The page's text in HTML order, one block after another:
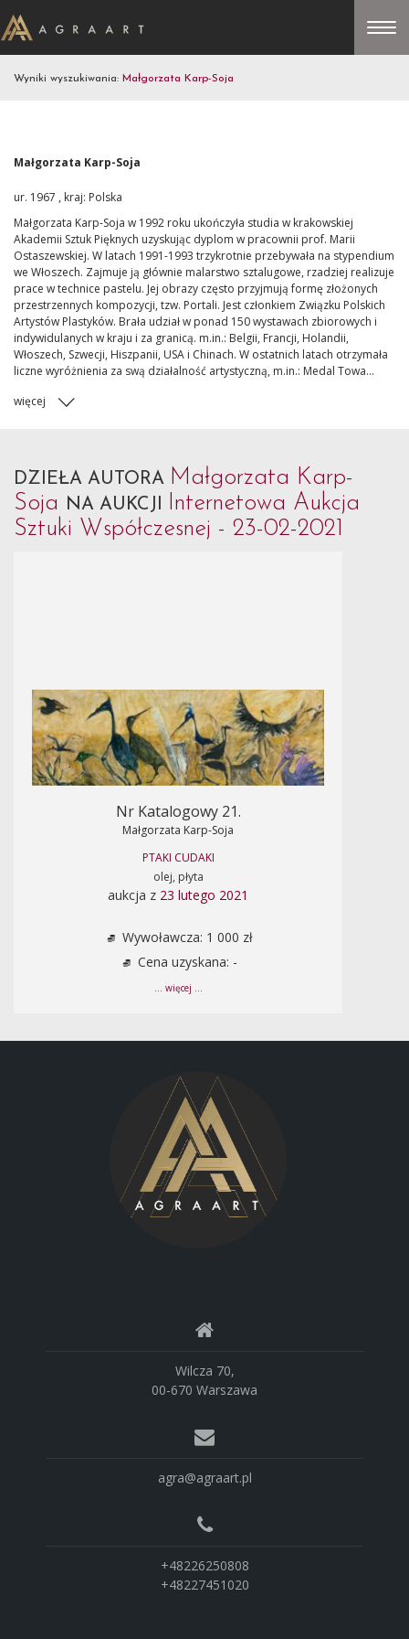
Wyniki wyszukiwania: Małgorzata Karp-Soja
Małgorzata Karp-Soja
ur. 1967 , kraj: Polska
Małgorzata Karp-Soja w 1992 roku ukończyła studia w krakowskiej
Akademii Sztuk Pięknych uzyskując dyplom w pracownii prof. Marii
Ostaszewskiej. W latach 1991-1993 trzykrotnie przebywała na stypendium
we Włoszech. Zajmuje ją głównie malarstwo sztalugowe, rzadziej realizuje
prace w technice pastelu. Jej obrazy często przyjmują formę złożonych
przestrzennych kompozycji, tzw. Portali. Jest członkiem Związku Polskich
Artystów Plastyków. Brała udział w ponad 150 wystawach zbiorowych i
indywidulanych w kraju i za granicą. m.in.: Belgii, Francji, Holandii,
Włoszech, Szwecji, Hiszpanii, USA i Chinach. W ostatnich latach otrzymała
liczne wyróżnienia za swą działalność artystyczną, m.in.: Medal Towa...
więcej
DZIEŁA AUTORA Małgorzata Karp-
Soja NA AUKCJI Internetowa Aukcja
Sztuki Współczesnej - 23-02-2021
Nr Katalogowy 21.
Małgorzata Karp-Soja
PTAKI CUDAKI
olej, płyta
aukcja z 23 lutego 2021
Wywoławcza: 1 000 zł
Cena uzyskana: -
... więcej ...
Wilcza 70,
00-670 Warszawa
agra@agraart.pl
+48226250808
+48227451020